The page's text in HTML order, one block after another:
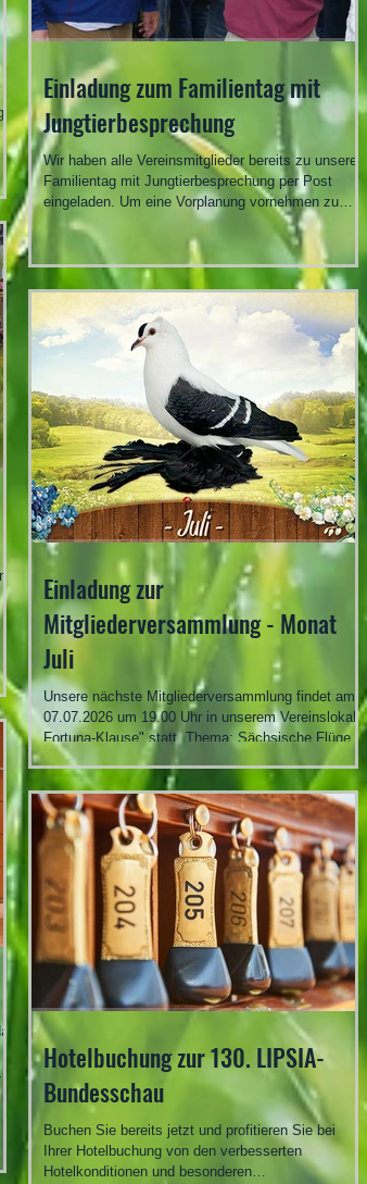
Einladung zum Familientag mit
Jungtierbesprechung
Wir haben alle Vereinsmitglieder bereits zu unseren
Familientag mit Jungtierbesprechung per Post
eingeladen. Um eine Vorplanung vornehmen zu
können, bitten wir die Antwortkarte bis spätestens
25.08.2026 zurückzusenden. Am 05.09.2026
führen wir unseren traditionellen Familientag mit
Jungtierbesprechung durch. Beginn ist 10.00 Uhr in
der Gaststätte "Fortuna Klause". Nachfolgende
Fachvorträge werden abgehalten Thema:
Geschichte der gesäumten Deutschen Wyandotten
Einladung zur
Mitgliederversammlung - Monat
Juli
Unsere nächste Mitgliederversammlung findet am
07.07.2026 um 19.00 Uhr in unserem Vereinslokal "
Fortuna-Klause" statt. Thema: Sächsische Flügel-
Schild- und Schwalbentauben Referent: Klaus
Burkhardt Achtung ! Info zur Fachexkursion Termin
ist der 01.08.2026, Treffpunkt ist der Parkplatz an
der „Fortunaklause“ mit Abfahrt des Busses um
08:00 Uhr. Voraussichtliche Rückkehr zwischen
17:00 und 18:00 Uhr. Anmeldung bitte rechtzeitig
bei Zuchtfreund Dr. Gerald Sehmisch in der Mona
Hotelbuchung zur 130. LIPSIA-
Bundesschau
Buchen Sie bereits jetzt und profitieren Sie bei
Ihrer Hotelbuchung von den verbesserten
Hotelkonditionen und besonderen